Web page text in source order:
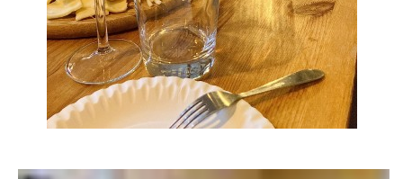
TÝM PIJÁNOFKY
VÍNA OD NAŠICH DODAVATELŮ